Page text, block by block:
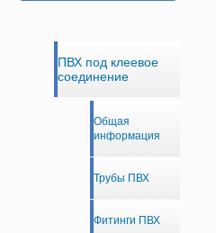
ПВХ под клеевое
соединение
Общая
информация
Трубы ПВХ
Фитинги ПВХ